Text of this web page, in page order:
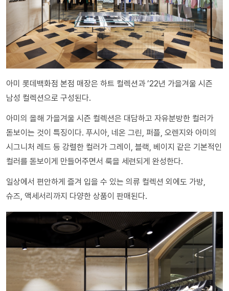
아미 롯데백화점 본점 매장은 하트 컬렉션과 ’22년 가을겨울 시즌
남성 컬렉션으로 구성된다.
아미의 올해 가을겨울 시즌 컬렉션은 대담하고 자유분방한 컬러가
돋보이는 것이 특징이다. 푸시아, 네온 그린, 퍼플, 오렌지와 아미의
시그니처 레드 등 강렬한 컬러가 그레이, 블랙, 베이지 같은 기본적인
컬러를 돋보이게 만들어주면서 룩을 세련되게 완성한다.
일상에서 편안하게 즐겨 입을 수 있는 의류 컬렉션 외에도 가방,
슈즈, 액세서리까지 다양한 상품이 판매된다.